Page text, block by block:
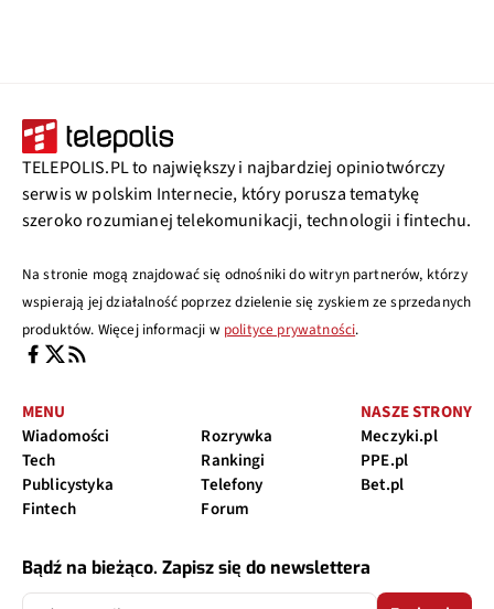
TELEPOLIS.PL to największy i najbardziej opiniotwórczy
serwis w polskim Internecie, który porusza tematykę
szeroko rozumianej telekomunikacji, technologii i fintechu.
Na stronie mogą znajdować się odnośniki do witryn partnerów, którzy
wspierają jej działalność poprzez dzielenie się zyskiem ze sprzedanych
produktów. Więcej informacji w polityce prywatności.
MENU
Wiadomości
Tech
Publicystyka
Fintech
Rozrywka
Rankingi
Telefony
Forum
NASZE STRONY
Meczyki.pl
PPE.pl
Bet.pl
Bądź na bieżąco. Zapisz się do newslettera